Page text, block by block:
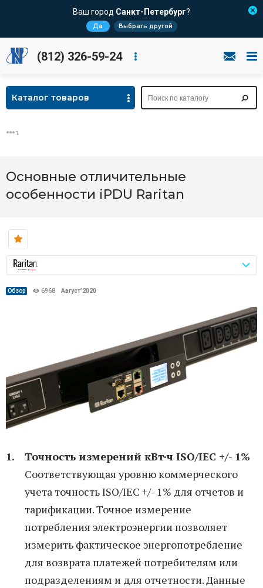
Ваш город Санкт-Петербург?
Да Выбрать другой
(812) 326-59-24
Каталог товаров
Основные отличительные
особенности iPDU Raritan
Обзор 6968 Август’2020
Точность измерений кВт∙ч ISO/IEC +/- 1%
Соответствующая уровню коммерческого
учета точность ISO/IEC +/- 1% для отчетов и
тарификации. Точное измерение
потребления электроэнергии позволяет
измерить фактическое энергопотребление
для возврата платежей потребителям или
подразделениям и для отчетности. Данные